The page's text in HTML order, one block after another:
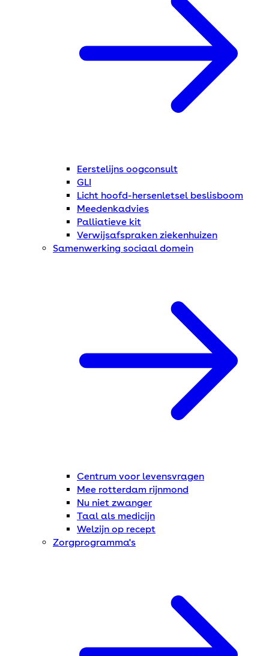
Eerstelijns oogconsult
GLI
Licht hoofd-hersenletsel beslisboom
Meedenkadvies
Palliatieve kit
Verwijsafspraken ziekenhuizen
Samenwerking sociaal domein
Centrum voor levensvragen
Mee rotterdam rijnmond
Nu niet zwanger
Taal als medicijn
Welzijn op recept
Zorgprogramma's